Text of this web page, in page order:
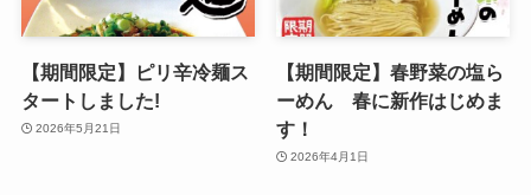
【期間限定】ピリ辛冷麺ス
タートしました!
2026年5月21日
【期間限定】春野菜の塩ら
ーめん 春に新作はじめま
す！
2026年4月1日